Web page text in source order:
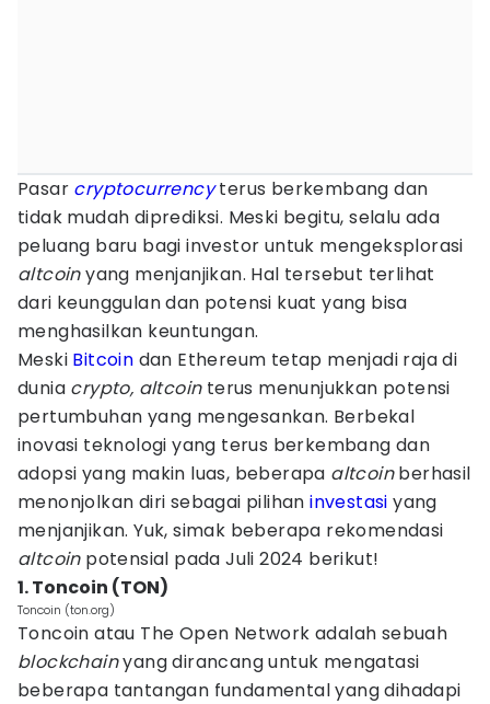
Pasar cryptocurrencyterus berkembang dan
tidak mudah diprediksi. Meski begitu, selalu ada
peluang baru bagi investor untuk mengeksplorasi
altcoinyang menjanjikan. Hal tersebut terlihat
dari keunggulan dan potensi kuat yang bisa
menghasilkan keuntungan.
Meski Bitcoin dan Ethereum tetap menjadi raja di
dunia crypto, altcointerus menunjukkan potensi
pertumbuhan yang mengesankan. Berbekal
inovasi teknologi yang terus berkembang dan
adopsi yang makin luas, beberapa altcoinberhasil
menonjolkan diri sebagai pilihaninvestasi yang
menjanjikan. Yuk, simak beberapa rekomendasi
altcoinpotensial pada Juli 2024 berikut!
1. Toncoin (TON)
Toncoin (ton.org)
Toncoin atau The Open Network adalah sebuah
blockchainyang dirancang untuk mengatasi
beberapa tantangan fundamental yang dihadapi